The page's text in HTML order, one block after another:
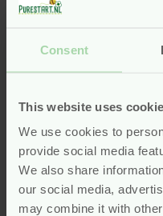
Consent
This website uses
We use cookies to
provide social media
We also share
our social media,
may combine it with
Roller helpt bij
onmisbaar buiten. Hij
invloeden van buitenaf.
verzorging.
Chi Aloe
verkoeling